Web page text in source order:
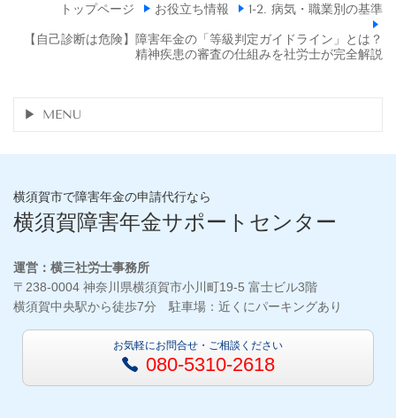
トップページ お役立ち情報
1-2. 病気・職業別の基準
【自己診断は危険】障害年金の「等級判定ガイドライン」とは？
精神疾患の審査の仕組みを社労士が完全解説
MENU
横須賀市で障害年金の申請代行なら
横須賀障害年金サポートセンター
運営：横三社労士事務所
〒238-0004 神奈川県横須賀市小川町19-5 富士ビル3階
横須賀中央駅から徒歩7分 駐車場：近くにパーキングあり
お気軽にお問合せ・ご相談ください
080-5310-2618